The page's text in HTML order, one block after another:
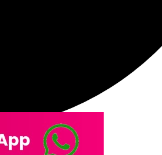
X-twitter
zonas de la
cortar el tráfico,